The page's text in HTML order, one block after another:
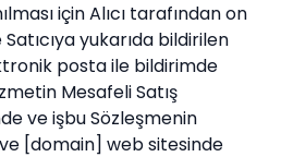
için Alıcı tarafından on
yukarıda bildirilen
posta ile bildirimde
Mesafeli Satış
ve işbu Sözleşmenin
[domain] web sitesinde